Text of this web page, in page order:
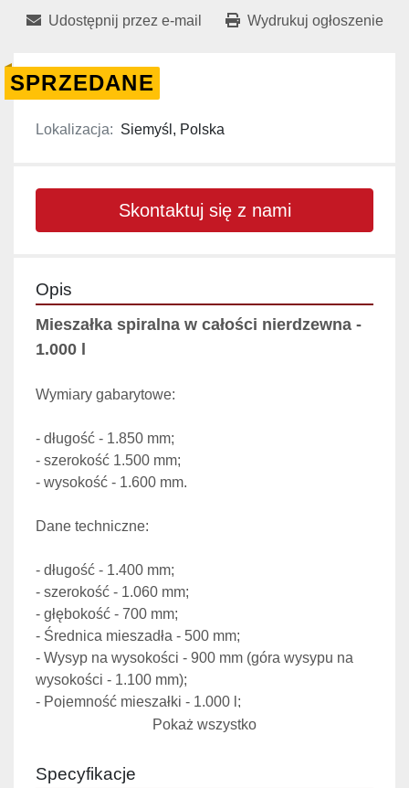
Udostępnij przez e-mail Wydrukuj ogłoszenie
SPRZEDANE
Lokalizacja: Siemyśl, Polska
Skontaktuj się z nami
Opis
Mieszałka spiralna w całości nierdzewna -
1.000 l
Wymiary gabarytowe:
- długość - 1.850 mm;
- szerokość 1.500 mm;
- wysokość - 1.600 mm.
Dane techniczne:
- długość - 1.400 mm;
- szerokość - 1.060 mm;
- głębokość - 700 mm;
- Średnica mieszadła - 500 mm;
- Wysyp na wysokości - 900 mm (góra wysypu na
wysokości - 1.100 mm);
- Pojemność mieszałki - 1.000 l;
Pokaż wszystko
Specyfikacje